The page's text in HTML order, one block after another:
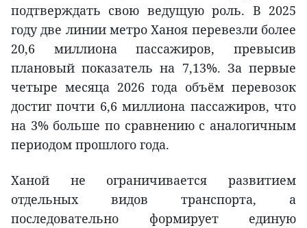
подтверждать свою ведущую роль. В 2025
году две линии метро Ханоя перевезли более
20,6 миллиона пассажиров, превысив
плановый показатель на 7,13%. За первые
четыре месяца 2026 года объём перевозок
достиг почти 6,6 миллиона пассажиров, что
на 3% больше по сравнению с аналогичным
периодом прошлого года.
Ханой не ограничивается развитием
отдельных видов транспорта, а
последовательно формирует единую